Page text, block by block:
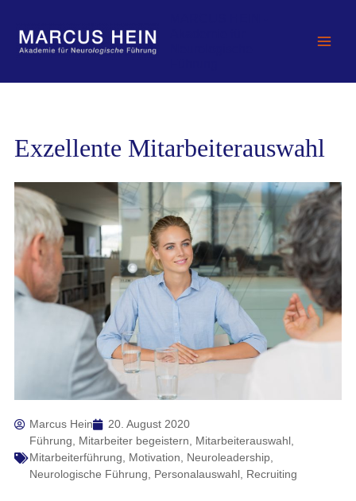
springen
Exzellente Mitarbeiterauswahl
Marcus Hein
20. August 2020
Führung
Mitarbeiter begeistern Mitarbeiterauswahl,
Mitarbeiterführung
Motivation Neuroleadership,
Neurologische Führung
Personalauswahl, Recruiting